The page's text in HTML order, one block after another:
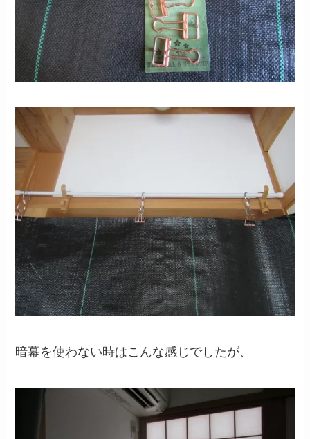
暗幕を使わない時はこんな感じでしたが、